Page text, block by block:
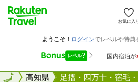
お気に入
全国高知県 足摺・四万十・宿毛
全国